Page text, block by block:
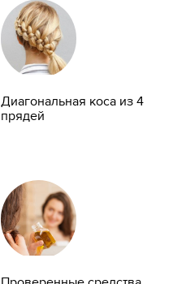
Диагональная коса из 4
прядей